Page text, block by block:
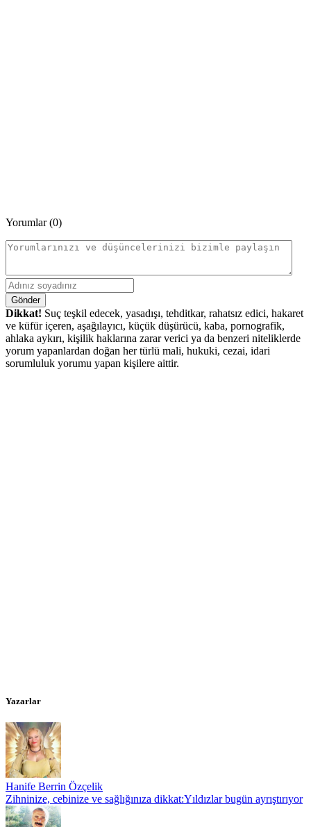
Yorumlar (0)
Gönder
Dikkat! Suç teşkil edecek, yasadışı, tehditkar, rahatsız edici, hakaret
ve küfür içeren, aşağılayıcı, küçük düşürücü, kaba, pornografik,
ahlaka aykırı, kişilik haklarına zarar verici ya da benzeri niteliklerde
yorum yapanlardan doğan her türlü mali, hukuki, cezai, idari
sorumluluk yorumu yapan kişilere aittir.
Yazarlar
Hanife Berrin Özçelik
Zihninize, cebinize ve sağlığınıza dikkat:Yıldızlar bugün ayrıştırıyor